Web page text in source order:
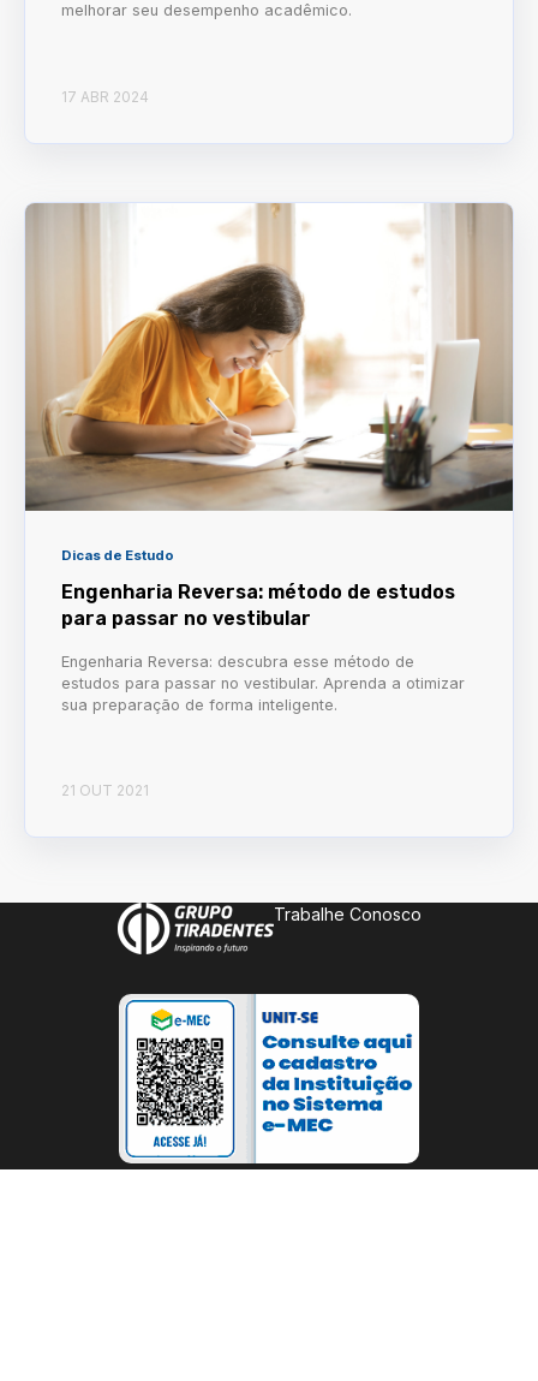
melhorar seu desempenho acadêmico.
17 ABR 2024
Dicas de Estudo
Engenharia Reversa: método de estudos
para passar no vestibular
Engenharia Reversa: descubra esse método de
estudos para passar no vestibular. Aprenda a otimizar
sua preparação de forma inteligente.
21 OUT 2021
Trabalhe Conosco